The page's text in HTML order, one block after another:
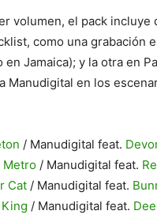
volumen, el pack
como una grabación
Jamaica); y la otra en
Manudigital en los
/ Manudigital feat.
Metro / Manudigital feat.
Cat / Manudigital feat.
/ Manudigital feat.